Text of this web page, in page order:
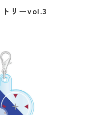
リーvol.3